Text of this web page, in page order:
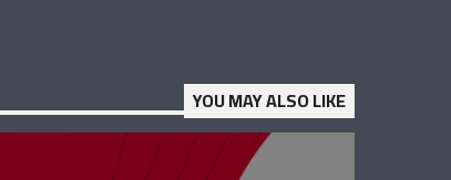
YOU MAY ALSO LIKE